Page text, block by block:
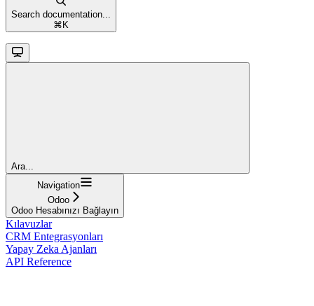
Search documentation...
⌘ K
Ara...
Navigation
Odoo
Odoo Hesabınızı Bağlayın
Kılavuzlar
CRM Entegrasyonları
Yapay Zeka Ajanları
API Reference